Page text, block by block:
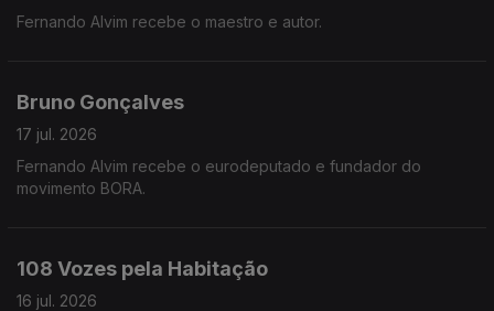
Fernando Alvim recebe o maestro e autor.
Bruno Gonçalves
17 jul. 2026
Fernando Alvim recebe o eurodeputado e fundador do
movimento BORA.
108 Vozes pela Habitação
16 jul. 2026